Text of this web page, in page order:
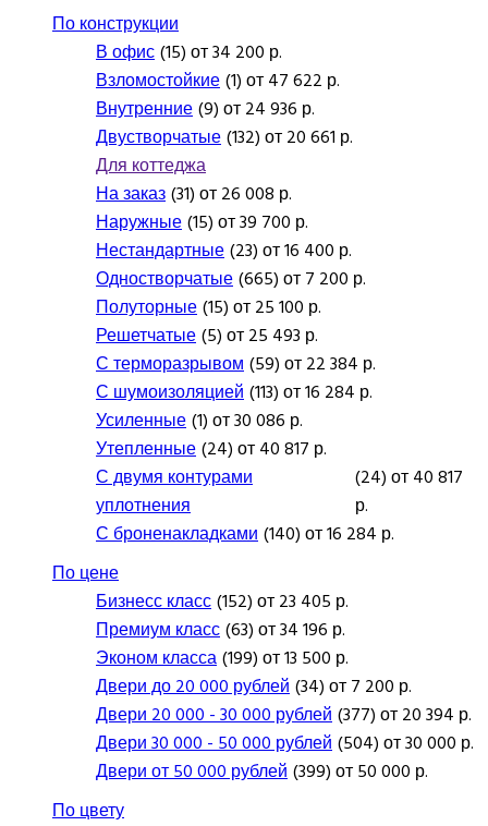
По конструкции
В офис(15) от 34 200 р.
Взломостойкие(1) от 47 622 р.
Внутренние(9) от 24 936 р.
Двустворчатые(132) от 20 661 р.
Для коттеджа
На заказ(31) от 26 008 р.
Наружные(15) от 39 700 р.
Нестандартные(23) от 16 400 р.
Одностворчатые(665) от 7 200 р.
Полуторные(15) от 25 100 р.
Решетчатые(5) от 25 493 р.
С терморазрывом(59) от 22 384 р.
С шумоизоляцией(113) от 16 284 р.
Усиленные(1) от 30 086 р.
Утепленные(24) от 40 817 р.
С двумя контурами
уплотнения
(24) от 40 817
р.
С броненакладками(140) от 16 284 р.
По цене
Бизнесс класс(152) от 23 405 р.
Премиум класс(63) от 34 196 р.
Эконом класса(199) от 13 500 р.
Двери до 20 000 рублей(34) от 7 200 р.
Двери 20 000 - 30 000 рублей(377) от 20 394 р.
Двери 30 000 - 50 000 рублей(504) от 30 000 р.
Двери от 50 000 рублей(399) от 50 000 р.
По цвету